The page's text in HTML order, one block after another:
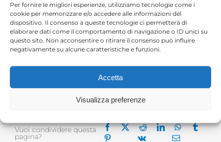
Per fornire le migliori esperienze, utilizziamo tecnologie come i
cookie per memorizzare e/o accedere alle informazioni del
dispositivo. Il consenso a queste tecnologie ci permetterà di
elaborare dati come il comportamento di navigazione o ID unici su
questo sito. Non acconsentire o ritirare il consenso può influire
negativamente su alcune caratteristiche e funzioni.
Accetta
Visualizza preferenze
Bassa pressione: serbatoi
sottopressione e aerografi
Bassa pressione: pistole e
raccordi
Vuoi condividere questa
pagina?